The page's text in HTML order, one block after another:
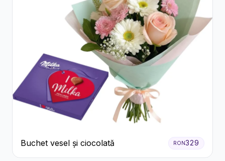
Buchet vesel și ciocolată RON329